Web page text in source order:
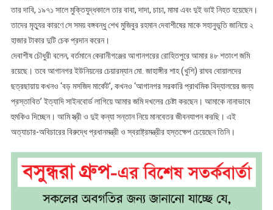
তার দাবি, ১৯৭১ সালে মুক্তিযুদ্ধকালে তার বাবা, দাদা, চাচা, মামা এবং দুই ভাই নিহত হয়েছেন।
তাদের মৃত্যুর কারণে সে সময় বঙ্গবন্ধু শেখ মুজিবুর রহমান দেবাশীষের মাকে সহানুভূতি জানিয়ে ২
হাজার টাকার দুটি চেক প্রদান করেন।
দেবাশীষ চৌধুরী বলেন, বর্তমানে কেরানীগঞ্জের আগানগরের রোহিতপুরে আমার ৪৮ শতাংশ জমি
রয়েছে। তবে আগানগর ইউনিয়নের চেয়ারম্যান মো. জাহাঙ্গীর শাহ (খুশি) রাঘব বোয়ালদের
ছত্রছায়ায় কখনও ‘বড় মসজিদ মার্কেট’, কখনও ‘আগানগর সরকারি প্রাথমিক বিদ্যালয়ের জন্য
প্রস্তাবিত’ ইত্যাদি সাইনবোর্ড লাগিয়ে আমার জমি দখলের চেষ্টা করছেন। আমাকে নানাভাবে
হুমকিও দিচ্ছেন। আমি স্ত্রী ও দুই কন্যা সন্তান নিয়ে মানবেতর জীবনযাপন করছি। এই
অত্যাচার-অবিচারের বিরুদ্ধে প্রধানমন্ত্রী ও স্বরাষ্ট্রমন্ত্রীর হস্তক্ষেপ চেয়েছেন তিনি।